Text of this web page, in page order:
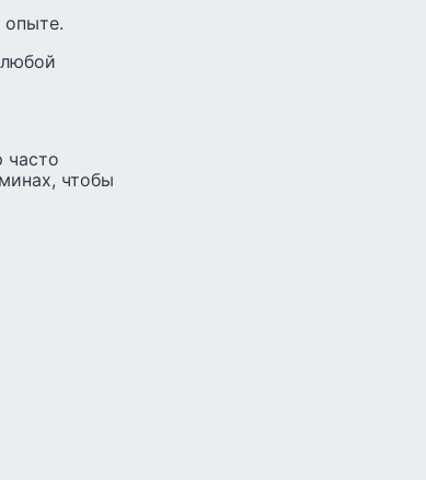
опыте.
часто
чтобы